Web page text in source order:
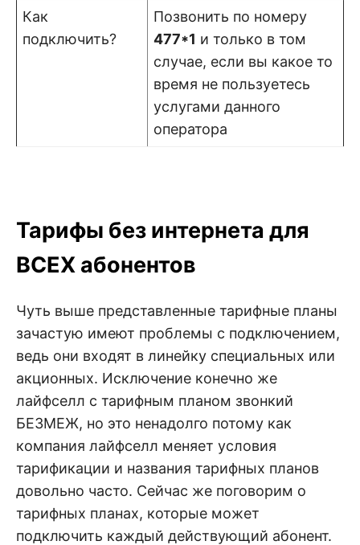
Как
подключить?
Позвонить по номеру
477*1 и только в том
случае, если вы какое то
время не пользуетесь
услугами данного
оператора
Тарифы без интернета для
ВСЕХ абонентов
Чуть выше представленные тарифные планы
зачастую имеют проблемы с подключением,
ведь они входят в линейку специальных или
акционных. Исключение конечно же
лайфселл с тарифным планом звонкий
БЕЗМЕЖ, но это ненадолго потому как
компания лайфселл меняет условия
тарификации и названия тарифных планов
довольно часто. Сейчас же поговорим о
тарифных планах, которые может
подключить каждый действующий абонент.